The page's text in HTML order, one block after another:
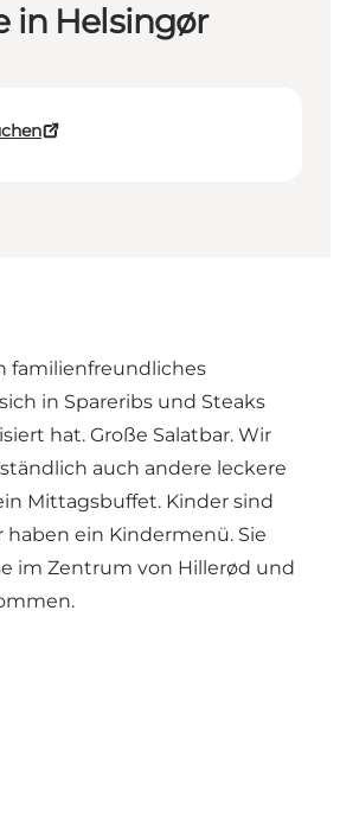
in Helsingør
familienfreundliches
in Spareribs und Steaks
hat. Große Salatbar. Wir
auch andere leckere
Mittagsbuffet. Kinder sind
ein Kindermenü. Sie
im Zentrum von Hillerød und